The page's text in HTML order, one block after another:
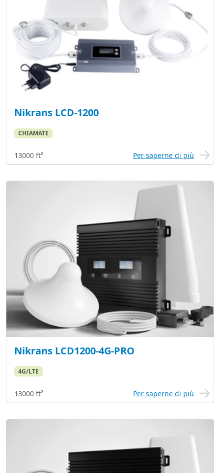
Nikrans LCD-1200
CHIAMATE
13000 ft² Per saperne di più
Nikrans LCD1200-4G-PRO
4G/LTE
13000 ft² Per saperne di più